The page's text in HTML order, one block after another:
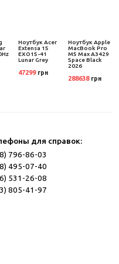
Ноутбук Acer
Extensa 15
EXO15-41
Lunar Grey
47299 грн
Ноутбук Apple
MacBook Pro
M5 Max A3429
Space Black
2026
288638 грн
для справок:
796-86-03
495-07-40
531-26-08
805-41-97